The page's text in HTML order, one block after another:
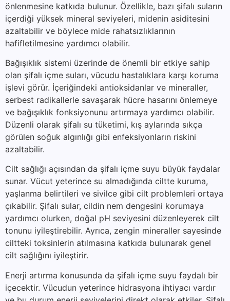
önlenmesine katkıda bulunur. Özellikle, bazı şifalı suların
içerdiği yüksek mineral seviyeleri, midenin asiditesini
azaltabilir ve böylece mide rahatsızlıklarının
hafifletilmesine yardımcı olabilir.
Bağışıklık sistemi üzerinde de önemli bir etkiye sahip
olan şifalı içme suları, vücudu hastalıklara karşı koruma
işlevi görür. İçeriğindeki antioksidanlar ve mineraller,
serbest radikallerle savaşarak hücre hasarını önlemeye
ve bağışıklık fonksiyonunu artırmaya yardımcı olabilir.
Düzenli olarak şifalı su tüketimi, kış aylarında sıkça
görülen soğuk algınlığı gibi enfeksiyonların riskini
azaltabilir.
Cilt sağlığı açısından da şifalı içme suyu büyük faydalar
sunar. Vücut yeterince su almadığında ciltte kuruma,
yaşlanma belirtileri ve sivilce gibi cilt problemleri ortaya
çıkabilir. Şifalı sular, cildin nem dengesini korumaya
yardımcı olurken, doğal pH seviyesini düzenleyerek cilt
tonunu iyileştirebilir. Ayrıca, zengin mineraller sayesinde
ciltteki toksinlerin atılmasına katkıda bulunarak genel
cilt sağlığını iyileştirir.
Enerji artırma konusunda da şifalı içme suyu faydalı bir
içecektir. Vücudun yeterince hidrasyona ihtiyacı vardır